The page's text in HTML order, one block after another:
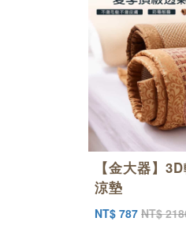
【金大器】
涼墊
NT$ 787 NT$